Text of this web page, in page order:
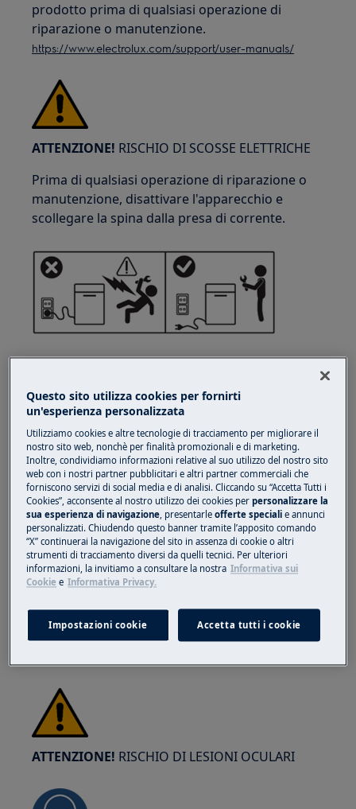
prodotto prima di qualsiasi operazione di
riparazione o manutenzione.
https://www.electrolux.com/support/user-manuals/
ATTENZIONE! RISCHIO DI SCOSSE ELETTRICHE
Prima di qualsiasi operazione di riparazione o
manutenzione, disattivare l'apparecchio e
scollegare la spina dalla presa di corrente.
ATTENZIONE!RISCHIO DI INFORTUNIO
Prestare sempre attenzione quando si spostano
gli elettrodomestici. Per gli apparecchi pesanti è
più sicuro che siano due persone a muoverli.
sicurezza. Indossare guanti da lavoro in ogni
momento per proteggersi dai tagli dovuti agli
ATTENZIONE! RISCHIO DI LESIONI OCULARI
Questo sito utilizza cookies per fornirti
un'esperienza personalizzata
Utilizziamo cookies e altre tecnologie di tracciamento per migliorare il
nostro sito web, nonchè per finalità promozionali e di marketing.
Inoltre, condividiamo informazioni relative al suo utilizzo del nostro sito
web con i nostri partner pubblicitari e altri partner commerciali che
forniscono servizi di social media e di analisi. Cliccando su “Accetta Tutti i
Cookies”, acconsente al nostro utilizzo dei cookies perpersonalizzare la
sua esperienza di navigazione, presentarleofferte speciali e annunci
personalizzati. Chiudendo questo banner tramite l’apposito comando
“X” continuerai la navigazione del sito in assenza di cookie o altri
strumenti di tracciamento diversi da quelli tecnici. Per ulteriori
informazioni, la invitiamo a consultare la nostra Informativa sui
Cookie e Informativa Privacy.
Impostazioni cookie Accetta tutti i cookie